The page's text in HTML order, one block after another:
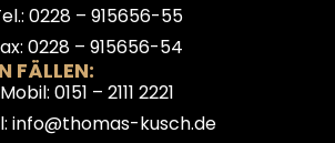
0228 – 915656-55
0228 – 915656-54
FÄLLEN:
Mobil: 0151 – 2111 2221
info@thomas-kusch.de